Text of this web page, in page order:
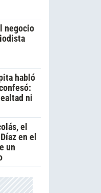
negocio
habló
ni
el
en el
un